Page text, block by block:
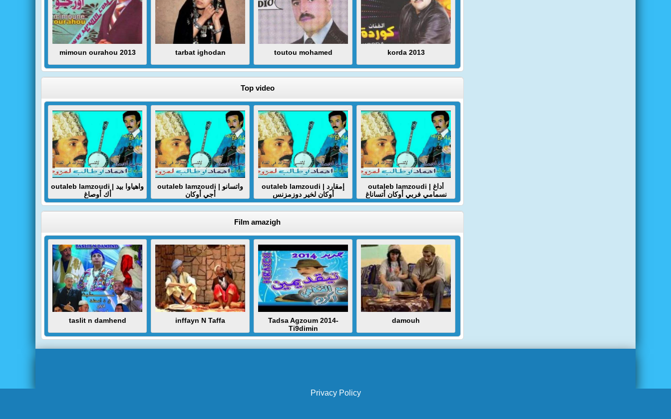
mimoun ourahou 2013 tarbat ighodan toutou mohamed korda 2013
Top video
outaleb lamzoudi | واهياوا بيد
أك أوصاغ
outaleb lamzoudi | واتسانو
أجي أوكان
outaleb lamzoudi | إمقارد
أوكان لخير دوزمزنس
outaleb lamzoudi | أداغ
نسمامي فربي أوكان أتساناغ
Film amazigh
taslit n damhend inffayn N Taffa
Tadsa Agzoum 2014-
Ti9dimin
damouh
Privacy Policy